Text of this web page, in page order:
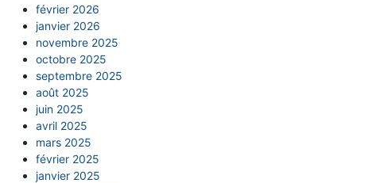
février 2026
janvier 2026
novembre 2025
octobre 2025
septembre 2025
août 2025
juin 2025
avril 2025
mars 2025
février 2025
janvier 2025